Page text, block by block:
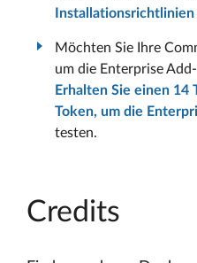
Installationsrichtlinien
Möchten Sie Ihre
um die Enterprise
Erhalten Sie einen 14
Token, um die
testen.
Credits